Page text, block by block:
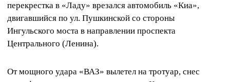
перекрестка в «Ладу» врезался автомобиль «Киа»,
двигавшийся по ул. Пушкинской со стороны
Ингульского моста в направлении проспекта
Центрального (Ленина).
От мощного удара «ВАЗ» вылетел на тротуар, снес